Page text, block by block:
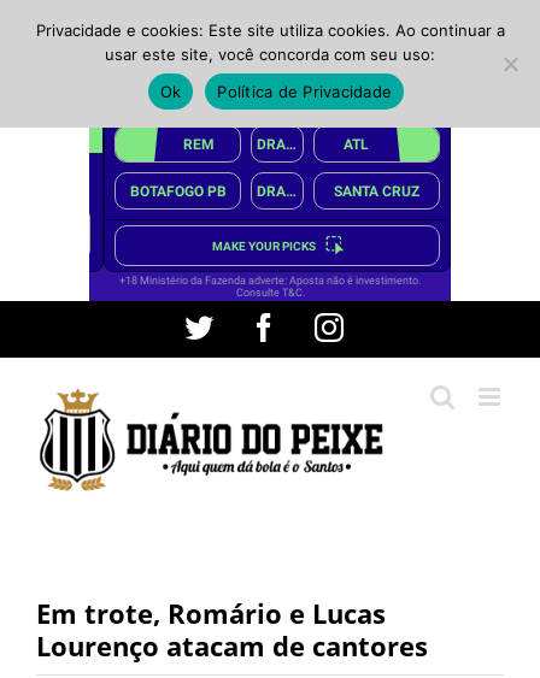
conteúdo
Twitter FacebookInstagram
Em trote, Romário e Lucas
Lourenço atacam de cantores
Privacidade e cookies: Este site utiliza cookies. Ao continuar a
usar este site, você concorda com seu uso:
Ok
Política de Privacidade